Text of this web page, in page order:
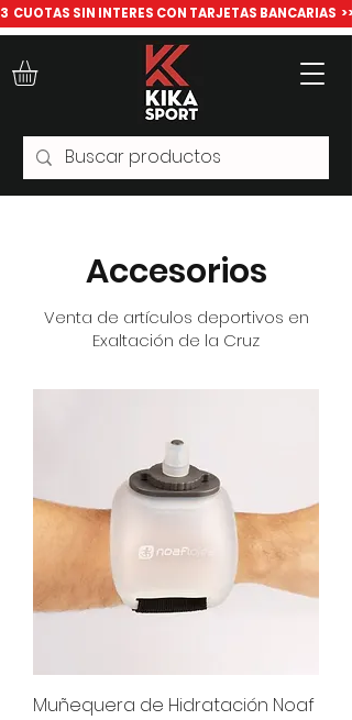
​3  CUOTAS SIN INTERES CON TARJETAS
Accesorios
Venta de artículos deportivos en
Exaltación de la Cruz
Muñequera de Hidratación Noaf